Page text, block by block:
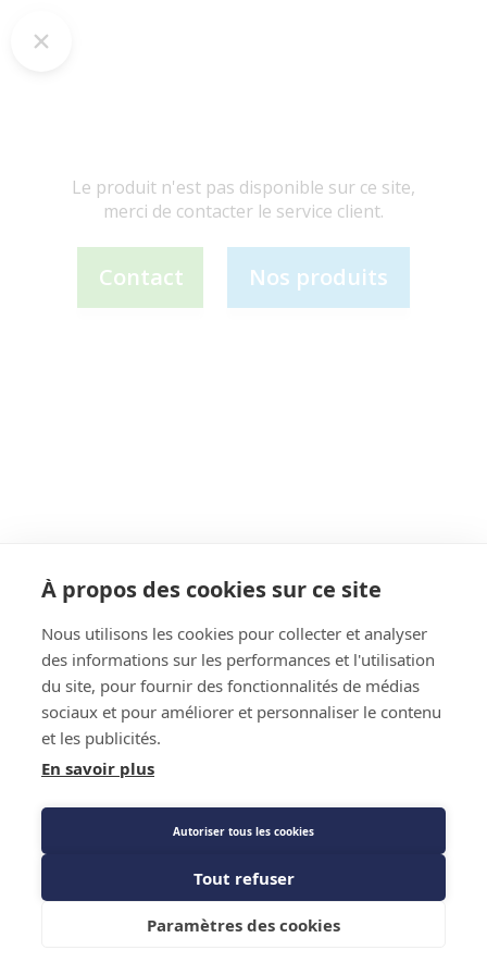
Le produit n'est pas disponible sur ce site,
merci de contacter le service client.
Contact Nos produits
À propos des cookies sur ce site
Nous utilisons les cookies pour collecter et analyser
des informations sur les performances et l'utilisation
du site, pour fournir des fonctionnalités de médias
sociaux et pour améliorer et personnaliser le contenu
et les publicités.
En savoir plus
Autoriser tous les cookies
Tout refuser
Paramètres des cookies